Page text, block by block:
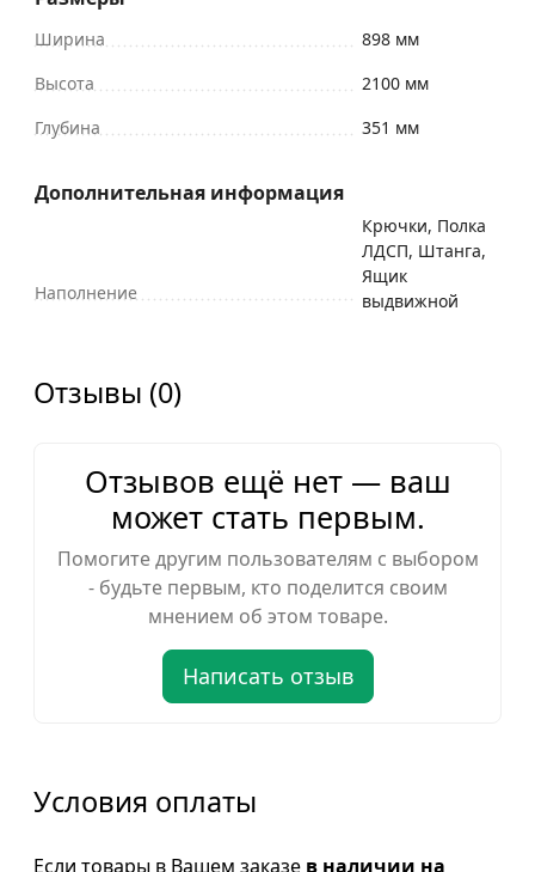
Ширина
898 мм
Высота
2100 мм
Глубина
351 мм
Дополнительная информация
Наполнение
Крючки, Полка
ЛДСП, Штанга,
Ящик
выдвижной
Отзывы (0)
Отзывов ещё нет — ваш
может стать первым.
Помогите другим пользователям с выбором
- будьте первым, кто поделится своим
мнением об этом товаре.
Написать отзыв
Условия оплаты
Если товары в Вашем заказе в наличии на